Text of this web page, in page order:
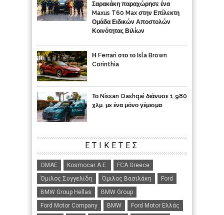
Σαρακάκη παραχώρησε ένα
Maxus T60 Max στην Επίλεκτη
Ομάδα Ειδικών Αποστολών
Κοινότητας Βιλίων
Η Ferrari στο το Isla Brown
Corinthia
Το Nissan Qashqai διάνυσε 1.980
χλμ. με ένα μόνο γέμισμα
ΕΤΙΚΈΤΕΣ
ΟΜΑΕ Kosmocar Α.Ε.
FCA Greece
Όμιλος Συγγελίδη
Όμιλος Βασιλάκη
Ford
BMW Group Hellas
BMW Group
Ford Motor Company
BMW
Ford Motor Ελλάς